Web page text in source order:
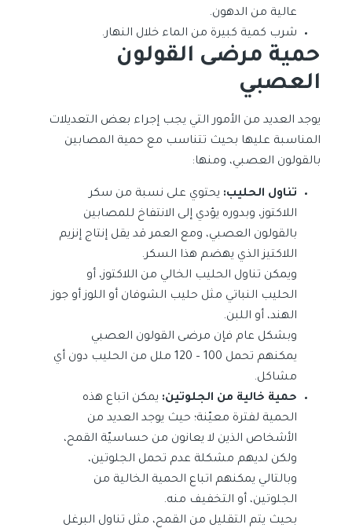
عالية من الدهون.
شرب كمية كبيرة من الماء خلال النهار.
حمية مرضى القولون
العصبي
يوجد العديد من الأمور التي يجب إجراء بعض التعديلات
المناسبة عليها بحيث تتناسب مع حمية المصابين
بالقولون العصبي، ومنها:
تناول الحليب: يحتوي على نسبة من سكر
اللاكتوز، وبدوره يؤدي إلى الانتفاخ للمصابين
بالقولون العصبي، ومع العمر قد يقل إنتاج إنزيم
اللاكتيز الذي يهضم هذا السكر.
ويمكن تناول الحليب الخالي من اللاكتوز، أو
الحليب النباتي مثل حليب الشوفان أو اللوز أو جوز
الهند، أو اللبن.
وبشكل عام فإن مرضى القولون العصبي
يمكنهم تحمل 100 – 120 ملل من الحليب دون أي
مشاكل.
حمية خالية من الجلوتين: يمكن اتباع هذه
الحمية لفترة معيّنة؛ حيث يوجد العديد من
الأشخاص الذين لا يعانون من حساسيّة القمح،
ولكن لديهم مشكلة عدم تحمل الجلوتين،
وبالتالي يمكنهم اتباع الحمية الخالية من
الجلوتين، أو التخفيف منه.
بحيث يتم التقليل من القمح، مثل تناول البرغل